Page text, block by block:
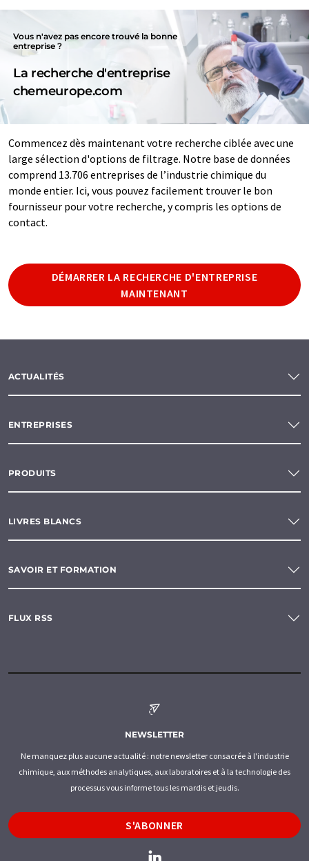
Vous n'avez pas encore trouvé la bonne
entreprise ?
La recherche d'entreprise
chemeurope.com
Commencez dès maintenant votre recherche ciblée avec une
large sélection d'options de filtrage. Notre base de données
comprend 13.706 entreprises de l’industrie chimique du
monde entier. Ici, vous pouvez facilement trouver le bon
fournisseur pour votre recherche, y compris les options de
contact.
DÉMARRER LA RECHERCHE D'ENTREPRISE
MAINTENANT
ACTUALITÉS
ENTREPRISES
PRODUITS
LIVRES BLANCS
SAVOIR ET FORMATION
FLUX RSS
NEWSLETTER
Ne manquez plus aucune actualité : notre newsletter consacrée à l'industrie
chimique, aux méthodes analytiques, aux laboratoires et à la technologie des
processus vous informe tous les mardis et jeudis.
S'ABONNER